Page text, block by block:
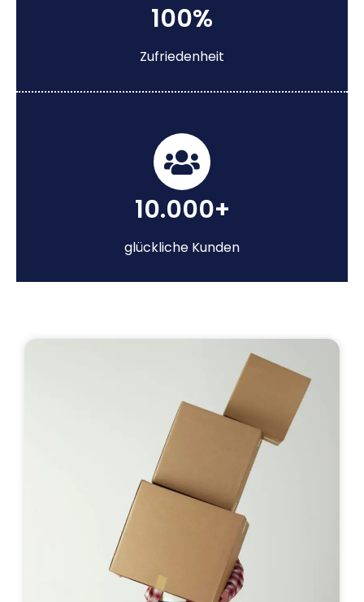
100%
Zufriedenheit
10.000+
glückliche Kunden